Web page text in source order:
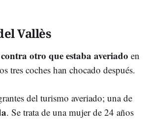
Vallès
otro que estaba averiado en
tres coches han chocado después.
del turismo averiado; una de
. Se trata de una mujer de 24 años